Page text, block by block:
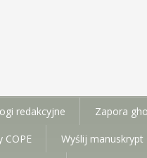
redakcyjne Zapora
COPE Wyślij manuskrypt